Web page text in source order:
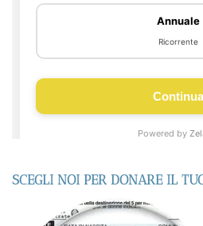
SCEGLI NOI PER DONARE IL